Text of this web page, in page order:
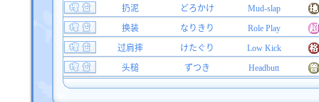
扔泥
どろかけ
Mud-slap
换装
なりきり
Role Play
过肩摔
けたぐり
Low Kick
头槌
ずつき Headbutt